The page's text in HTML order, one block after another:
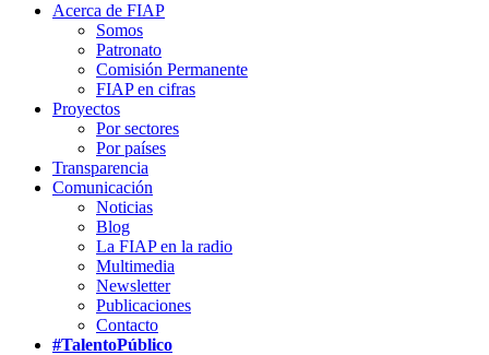
Acerca de FIAP
Somos
Patronato
Comisión Permanente
FIAP en cifras
Proyectos
Por sectores
Por países
Transparencia
Comunicación
Noticias
Blog
La FIAP en la radio
Multimedia
Newsletter
Publicaciones
Contacto
#TalentoPúblico